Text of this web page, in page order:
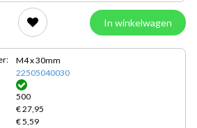
In winkelwagen
M4 x 30mm
22505040030
500
€ 27,95
€ 5,59